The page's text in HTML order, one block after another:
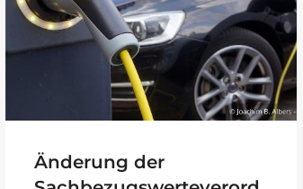
Änderung der